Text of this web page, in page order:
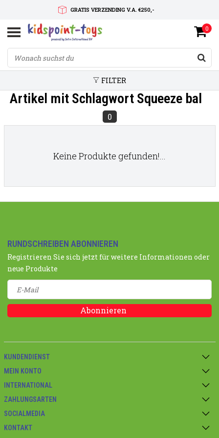
GRATIS VERZENDING V.A. €250,-
SNELLE LEVERTIJD
SERVICE OP MAAT
0
FILTER
Artikel mit Schlagwort Squeeze bal
0
Keine Produkte gefunden!...
RUNDSCHREIBEN ABONNIEREN
Registrieren Sie sich jetzt für weitere Informationen oder
neue Produkte
Abonnieren
KUNDENDIENST
MEIN KONTO
INTERNATIONAL
ZAHLUNGSARTEN
SOCIALMEDIA
KONTAKT